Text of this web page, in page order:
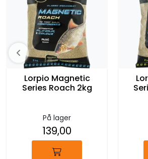
Lorpio Magnetic
Series Roach 2kg
På lager
139,00